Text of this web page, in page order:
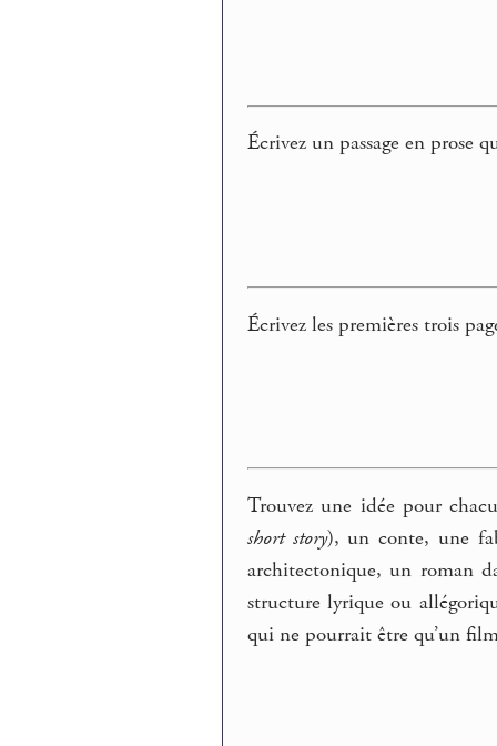
Écrivez un passage en prose
Écrivez les premières trois
Trouvez une idée pour
short story), un conte, une
architectonique, un roman
structure lyrique ou
qui ne pourrait être qu’un